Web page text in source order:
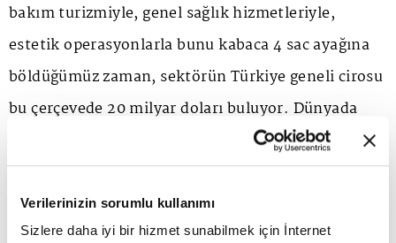
Verilerinizin sorumlu kullanımı
Sizlere daha iyi bir hizmet sunabilmek için İnternet
bakım turizmiyle, genel sağlık hizmetleriyle,
estetik operasyonlarla bunu kabaca 4 sac ayağına
böldüğümüz zaman, sektörün Türkiye geneli cirosu
bu çerçevede 20 milyar doları buluyor. Dünyada
oluşturmuş olduğumuz sağlık turizmi cennetinin
varlığını korumak ve geliştirmek için de farkındalık
ile çalışmamız lazım diye düşünüyorum." dedi.